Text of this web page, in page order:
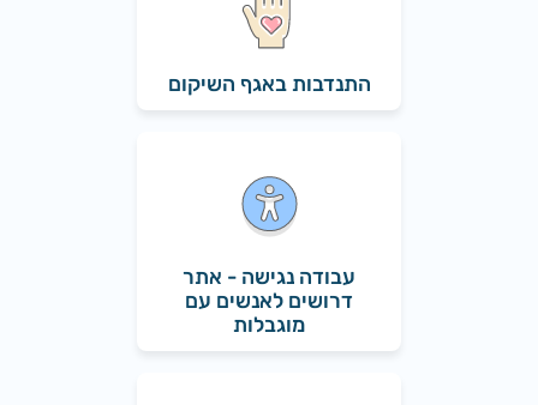
התנדבות באגף השיקום
עבודה נגישה - אתר
דרושים לאנשים עם
מוגבלות